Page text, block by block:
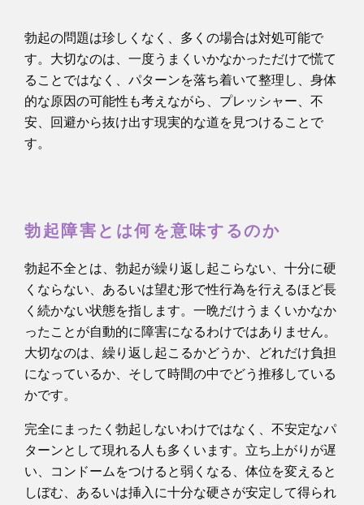
勃起の問題は珍しくなく、多くの場合は対処可能で
す。大切なのは、一度うまくいかなかっただけで慌て
ることではなく、パターンを落ち着いて整理し、身体
的な原因の可能性も考えながら、プレッシャー、不
安、回避から抜け出す現実的な道を見つけることで
す。
勃起障害とは何を意味するのか
勃起不全とは、勃起が繰り返し起こらない、十分に硬
くならない、あるいは望む形で性行為を行えるほど長
く続かない状態を指します。一晩だけうまくいかなか
ったことが自動的に障害になるわけではありません。
大切なのは、繰り返し起こるかどうか、どれだけ負担
になっているか、そして時間の中でどう推移している
かです。
完全にまったく勃起しないわけではなく、不安定なパ
ターンとして現れる人も多くいます。立ち上がりが遅
い、コンドームをつけると弱くなる、体位を変えると
しぼむ、あるいは挿入に十分な硬さが安定して得られ